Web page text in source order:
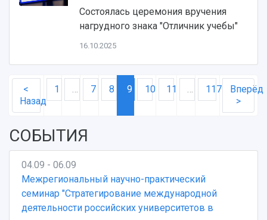
Состоялась церемония вручения
нагрудного знака "Отличник учебы"
16.10.2025
<
Назад
1 … 7 8 9 10 11 … 117
Вперёд
>
СОБЫТИЯ
04.09 - 06.09
Межрегиональный научно-практический
семинар "Стратегирование международной
деятельности российских университетов в